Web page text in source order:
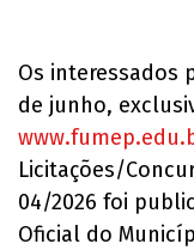
Os interessados
de junho,
Licitações/
04/2026 foi
Oficial do